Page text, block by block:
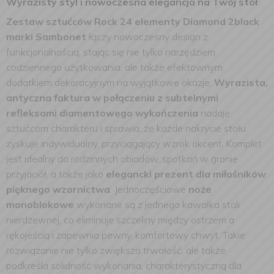
Zestaw sztućców Rock 24 elementy Diamond 2black
marki Sambonet łączy nowoczesny design z
funkcjonalnością, stając się nie tylko narzędziem
codziennego użytkowania, ale także efektownym
dodatkiem dekoracyjnym na wyjątkowe okazje. Wyrazista,
antyczna faktura w połączeniu z subtelnymi
refleksami diamentowego wykończenia nadaje
sztućcom charakteru i sprawia, że każde nakrycie stołu
zyskuje indywidualny, przyciągający wzrok akcent. Komplet
jest idealny do rodzinnych obiadów, spotkań w gronie
przyjaciół, a także jako elegancki prezent dla miłośników
pięknego wzornictwa. Jednoczęściowe noże
monoblokowe wykonane są z jednego kawałka stali
nierdzewnej, co eliminuje szczeliny między ostrzem a
rękojeścią i zapewnia pewny, komfortowy chwyt. Takie
rozwiązanie nie tylko zwiększa trwałość, ale także
podkreśla solidność wykonania, charakterystyczną dla